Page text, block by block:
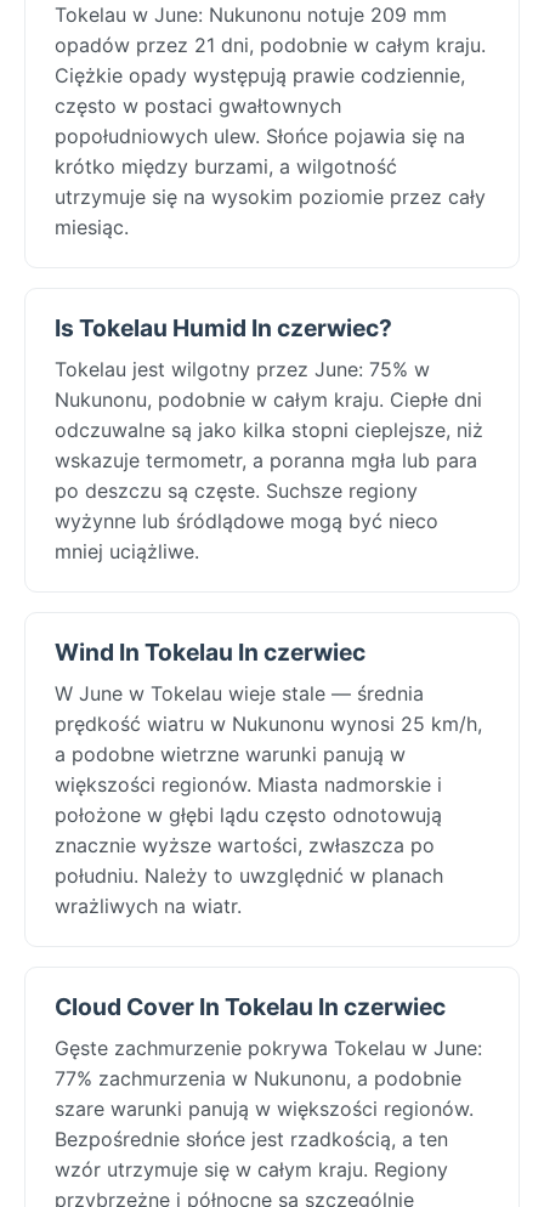
Tokelau w June: Nukunonu notuje 209 mm
opadów przez 21 dni, podobnie w całym kraju.
Ciężkie opady występują prawie codziennie,
często w postaci gwałtownych
popołudniowych ulew. Słońce pojawia się na
krótko między burzami, a wilgotność
utrzymuje się na wysokim poziomie przez cały
miesiąc.
Is Tokelau Humid In czerwiec?
Tokelau jest wilgotny przez June: 75% w
Nukunonu, podobnie w całym kraju. Ciepłe dni
odczuwalne są jako kilka stopni cieplejsze, niż
wskazuje termometr, a poranna mgła lub para
po deszczu są częste. Suchsze regiony
wyżynne lub śródlądowe mogą być nieco
mniej uciążliwe.
Wind In Tokelau In czerwiec
W June w Tokelau wieje stale — średnia
prędkość wiatru w Nukunonu wynosi 25 km/h,
a podobne wietrzne warunki panują w
większości regionów. Miasta nadmorskie i
położone w głębi lądu często odnotowują
znacznie wyższe wartości, zwłaszcza po
południu. Należy to uwzględnić w planach
wrażliwych na wiatr.
Cloud Cover In Tokelau In czerwiec
Gęste zachmurzenie pokrywa Tokelau w June:
77% zachmurzenia w Nukunonu, a podobnie
szare warunki panują w większości regionów.
Bezpośrednie słońce jest rzadkością, a ten
wzór utrzymuje się w całym kraju. Regiony
przybrzeżne i północne są szczególnie